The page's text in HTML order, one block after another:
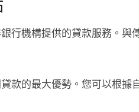
行機構提供的貸款服務。
款的最大優勢。您可以根據